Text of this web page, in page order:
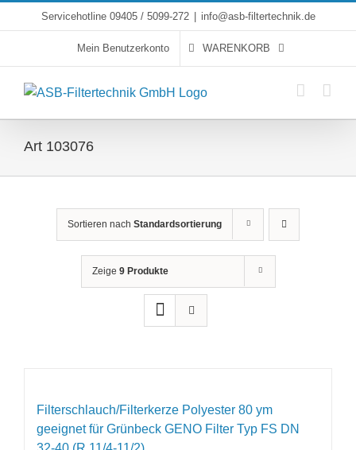
to
Servicehotline 09405 / 5099-272 info@asb-filtertechnik.de
Mein Benutzerkonto WARENKORB
Art 103076
Sortieren nach Standardsortierung
Zeige 9 Produkte
Filterschlauch/Filterkerze Polyester 80 ym
geeignet für Grünbeck GENO Filter Typ FS DN